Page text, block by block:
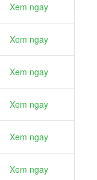
Xem ngay
Xem ngay
Xem ngay
Xem ngay
Xem ngay
Xem ngay